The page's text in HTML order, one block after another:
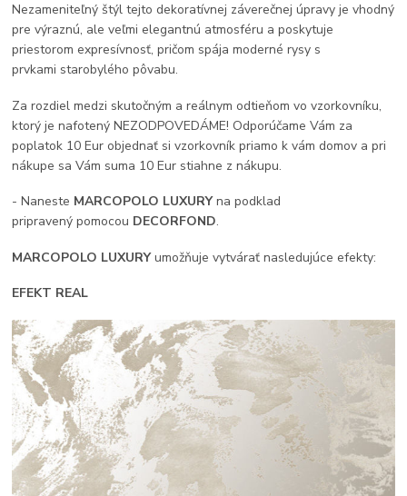
Nezameniteľný štýl tejto dekoratívnej záverečnej úpravy je vhodný
pre výraznú, ale veľmi elegantnú atmosféru a poskytuje
priestorom expresívnosť, pričom spája moderné rysy s
prvkami starobylého pôvabu.
Za rozdiel medzi skutočným a reálnym odtieňom vo vzorkovníku,
ktorý je nafotený NEZODPOVEDÁME! Odporúčame Vám za
poplatok 10 Eur objednať si vzorkovník priamo k vám domov a pri
nákupe sa Vám suma 10 Eur stiahne z nákupu.
- Naneste MARCOPOLO LUXURYna podklad
pripravený pomocou DECORFOND.
MARCOPOLO LUXURYumožňuje vytvárať nasledujúce efekty:
EFEKT REAL